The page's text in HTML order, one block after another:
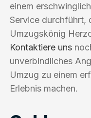
einem
Service durchführt,
Umzugskönig
Kontaktiere uns
unverbindliches
Umzug zu einem
Erlebnis machen.